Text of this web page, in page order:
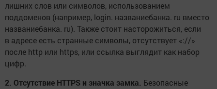
лишних слов или символов, использованием
поддоменов (например, login. названиебанка. ru вместо
названиебанка. ru). Также стоит насторожиться, если
в адресе есть странные символы, отсутствует «://»
после http или https, или ссылка выглядит как набор
цифр.
2. Отсутствие HTTPS и значка замка. Безопасные